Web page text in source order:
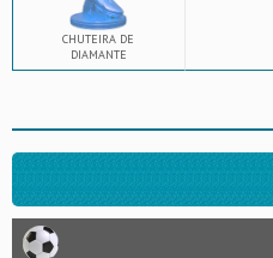
CHUTEIRA DE
DIAMANTE